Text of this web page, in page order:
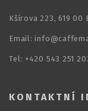
Kšírova 223, 619 00
Email:
Tel: +420 543 251
KONTAKTNÍ